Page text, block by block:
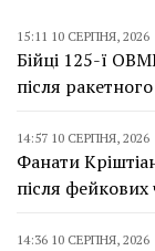
15:11 10 СЕРПНЯ, 2026
Бійці 125-ї
після
14:57 10 СЕРПНЯ, 2026
Фанати
після
14:36 10 СЕРПНЯ, 2026